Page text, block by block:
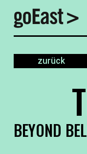
zurück
BEYOND